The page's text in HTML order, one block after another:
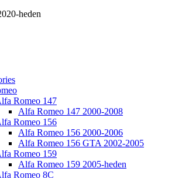
heden
Romeo 147
Alfa Romeo 147 2000-2008
Romeo 156
Alfa Romeo 156 2000-2006
Alfa Romeo 156 GTA 2002-2005
Romeo 159
Alfa Romeo 159 2005-heden
Romeo 8C